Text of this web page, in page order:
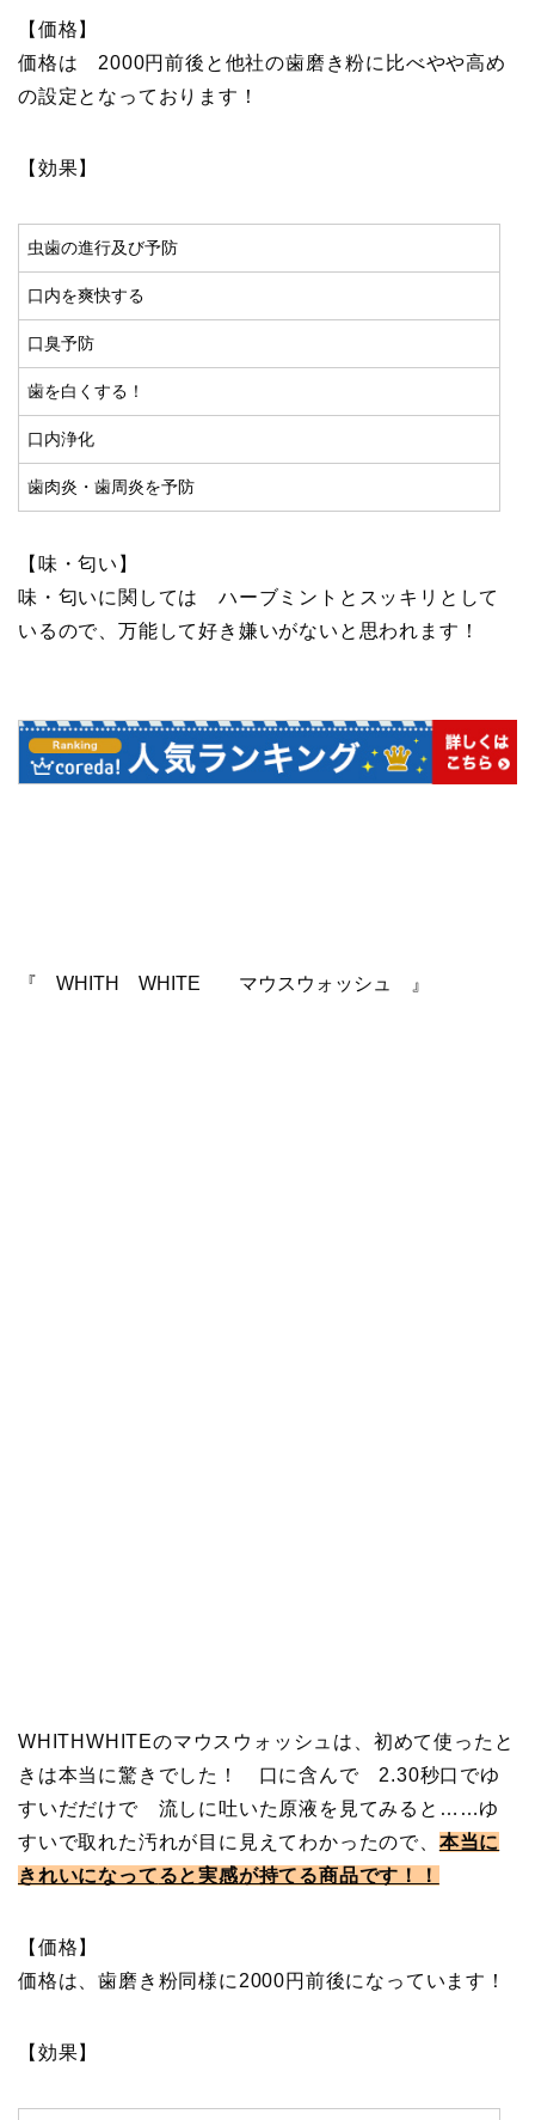
【価格】
価格は 2000円前後と他社の歯磨き粉に比べやや高め
の設定となっております！
【効果】
虫歯の進行及び予防
口内を爽快する
口臭予防
歯を白くする！
口内浄化
歯肉炎・歯周炎を予防
【味・匂い】
味・匂いに関しては ハーブミントとスッキリとして
いるので、万能して好き嫌いがないと思われます！
『 WHITH WHITE マウスウォッシュ 』
WHITHWHITEのマウスウォッシュは、初めて使ったと
きは本当に驚きでした！ 口に含んで 2.30秒口でゆ
すいだだけで 流しに吐いた原液を見てみると……ゆ
すいで取れた汚れが目に見えてわかったので、 本当に
きれいになってると実感が持てる商品です！！
【価格】
価格は、歯磨き粉同様に2000円前後になっています！
【効果】